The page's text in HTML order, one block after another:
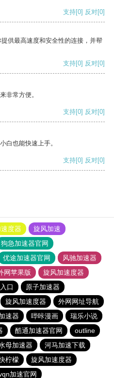
支持[0] 反对[0]
供最高速度和安全性的连接，并帮
支持[0] 反对[0]
非常方便。
支持[0] 反对[0]
白也能快速上手。
支持[0] 反对[0]
度器
旋风加速
狗急加速器官网
优途加速器官网
风驰加速器
网苹果版
旋风加速度器
口
原子加速器
旋风加速度器
外网网址导航
速器 哔咔漫画
瑞乐小说
酷通加速器官网
outline
母加速器
河马加速下载
柠檬
旋风加速度器
加速官网